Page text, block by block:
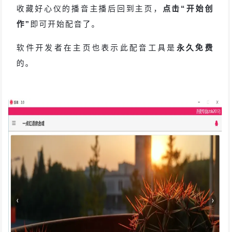
收藏好心仪的播音主播后回到主页，
点击“开始创
作” 即可开始配音了。
软件开发者在主页也表示此配音工具是 永久免费
的。